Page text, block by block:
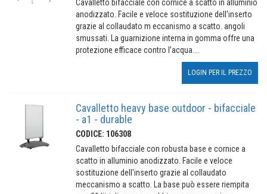
Cavalletto bifacciale con cornice a scatto in alluminio
anodizzato. Facile e veloce sostituzione dell'inserto
grazie al collaudato m eccanismo a scatto. angoli
smussati. La guarnizione interna in gomma offre una
protezione efficace contro l’acqua....
LOGIN PER IL PREZZO
Cavalletto heavy base outdoor - bifacciale
- a1 - durable
CODICE: 106308
Cavalletto bifacciale con robusta base e cornice a
scatto in alluminio anodizzato. Facile e veloce
sostituzione dell'inserto grazie al collaudato
meccanismo a scatto. La base può essere riempita